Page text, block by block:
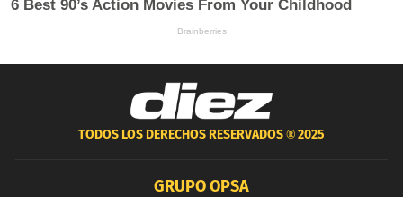
TODOS LOS DERECHOS RESERVADOS ®2025
GRUPO OPSA